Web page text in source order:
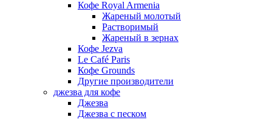
Кофе Royal Armenia
Жареный молотый
Растворимый
Жареный в зернах
Кофе Jezva
Le Café Paris
Кофе Grounds
Другие производители
джезва для кофе
Джезва
Джезва с песком